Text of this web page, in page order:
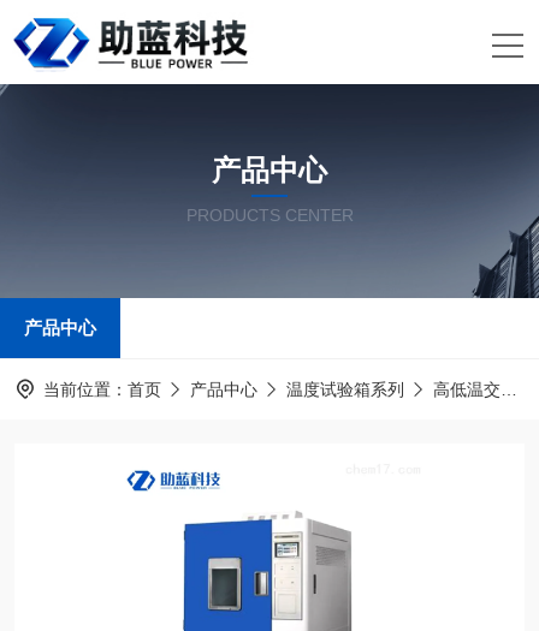
产品中心
PRODUCTS CENTER
产品中心
当前位置： 首页 产品中心 温度试验箱系列 高低温交变湿热试验箱